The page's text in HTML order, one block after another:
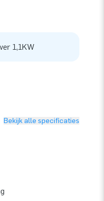
1,1KW
Bekijk alle specificaties